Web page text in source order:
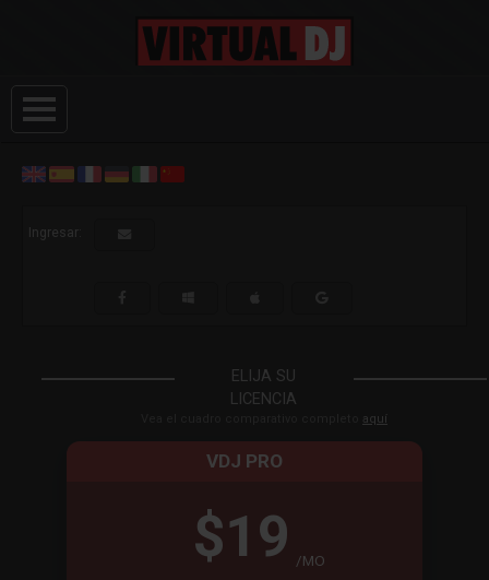
Ingresar:
ELIJA SU
LICENCIA
aquí
VDJ PRO
$19 /MO